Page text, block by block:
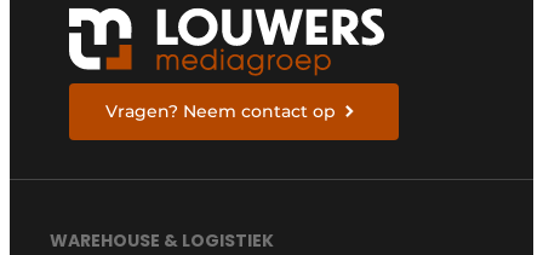
Vragen? Neem contact op
WAREHOUSE & LOGISTIEK